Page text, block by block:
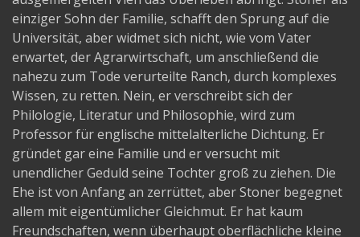
einziger Sohn der Familie, schafft den Sprung auf die
Universität, aber widmet sich nicht, wie vom Vater
erwartet, der Agrarwirtschaft, um anschließend die
nahezu zum Tode verurteilte Ranch, durch komplexes
Wissen, zu retten. Nein, er verschreibt sich der
Philologie, Literatur und Philosophie, wird zum
Professor für englische mittelalterliche Dichtung. Er
gründet gar eine Familie und er versucht mit
unendlicher Geduld seine Tochter groß zu ziehen. Die
Ehe ist von Anfang an zerrüttet, aber Stoner begegnet
allem mit eigentümlicher Gleichmut. Er hat kaum
Freundschaften, wenn überhaupt oberflächliche kleine